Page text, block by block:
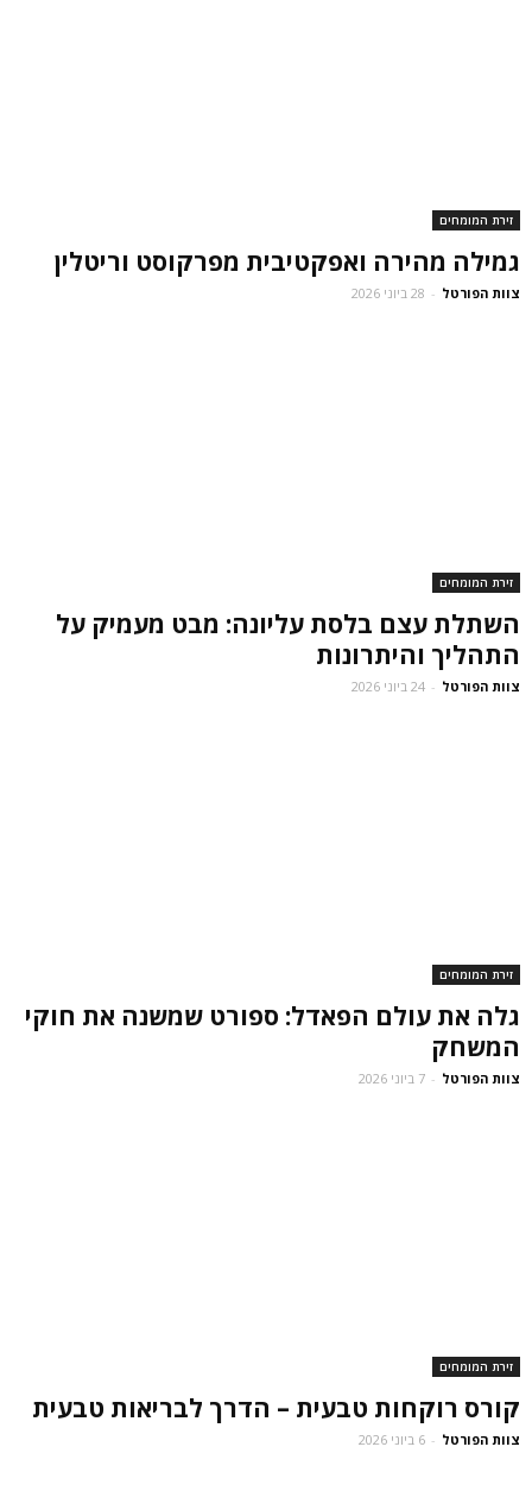
זירת המומחים
גמילה מהירה ואפקטיבית מפרקוסט וריטלין
צוות הפורטל - 28 ביוני 2026
זירת המומחים
השתלת עצם בלסת עליונה: מבט מעמיק על
התהליך והיתרונות
צוות הפורטל - 24 ביוני 2026
זירת המומחים
גלה את עולם הפאדל: ספורט שמשנה את חוקי
המשחק
צוות הפורטל - 7 ביוני 2026
זירת המומחים
קורס רוקחות טבעית – הדרך לבריאות טבעית
צוות הפורטל - 6 ביוני 2026